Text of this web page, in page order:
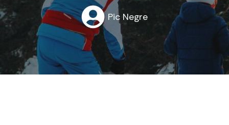
Pic Negre